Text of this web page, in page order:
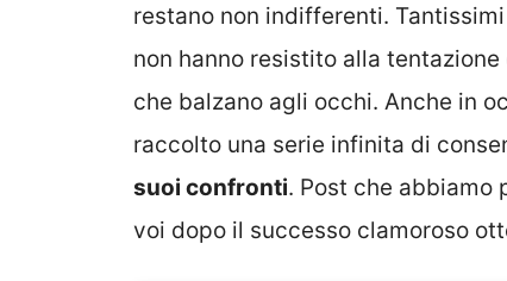
restano non indifferenti.
non hanno resistito alla
che balzano agli occhi. Anche in
raccolto una serie infinita di
suoi confronti. Post che abbiamo
voi dopo il successo clamoroso